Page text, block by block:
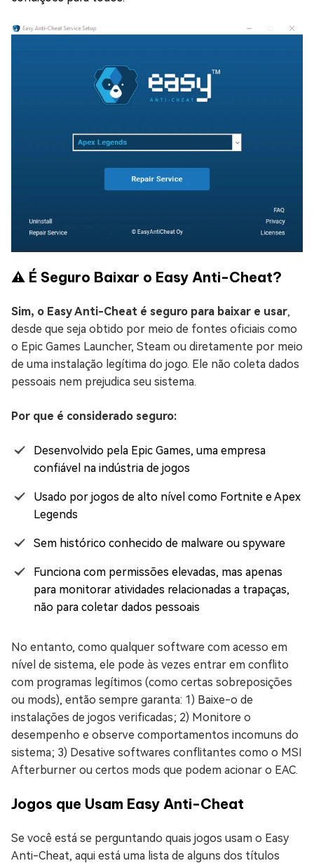
⚠️ É Seguro Baixar o Easy Anti-Cheat?
Sim, o Easy Anti-Cheat é seguro para baixar e usar,
desde que seja obtido por meio de fontes oficiais como
o Epic Games Launcher, Steam ou diretamente por meio
de uma instalação legítima do jogo. Ele não coleta dados
pessoais nem prejudica seu sistema.
Por que é considerado seguro:
Desenvolvido pela Epic Games, uma empresa
confiável na indústria de jogos
Usado por jogos de alto nível como Fortnite e Apex
Legends
Sem histórico conhecido de malware ou spyware
Funciona com permissões elevadas, mas apenas
para monitorar atividades relacionadas a trapaças,
não para coletar dados pessoais
No entanto, como qualquer software com acesso em
nível de sistema, ele pode às vezes entrar em conflito
com programas legítimos (como certas sobreposições
ou mods), então sempre garanta: 1) Baixe-o de
instalações de jogos verificadas; 2) Monitore o
desempenho e observe comportamentos incomuns do
sistema; 3) Desative softwares conflitantes como o MSI
Afterburner ou certos mods que podem acionar o EAC.
Jogos que Usam Easy Anti-Cheat
Se você está se perguntando quais jogos usam o Easy
Anti-Cheat, aqui está uma lista de alguns dos títulos